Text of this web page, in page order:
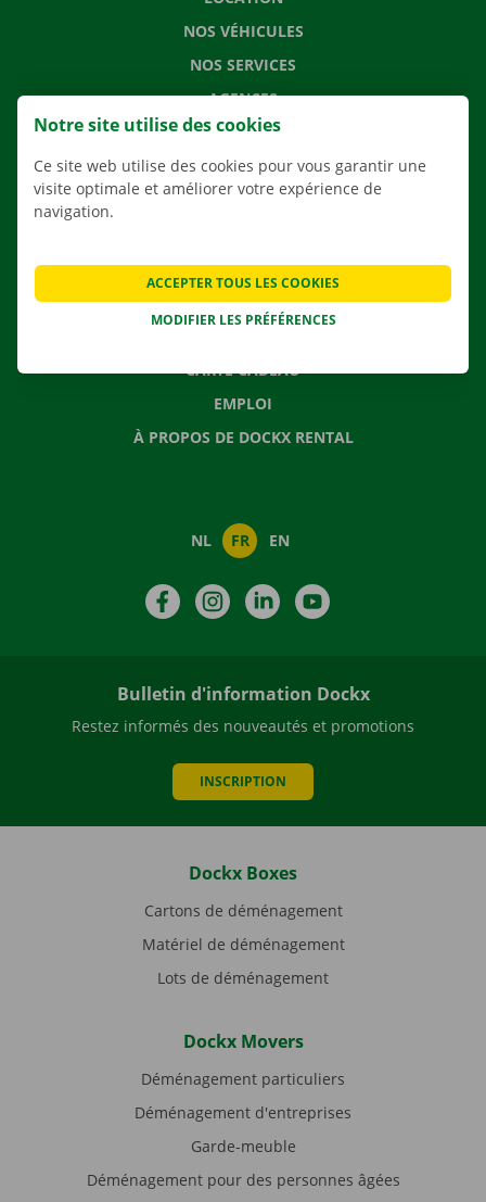
NOS VÉHICULES
NOS SERVICES
AGENCES
APPLI
SOLUTIONS DE DÉMÉNAGEMENT
CONTACTEZ NOUS
QUESTIONS FRÉQUENTES
CARTE CADEAU
EMPLOI
À PROPOS DE DOCKX RENTAL
NL FR EN
FacebookInstagramLinkedIn
Bulletin d'information Dockx
Restez informés des nouveautés et promotions
INSCRIPTION
Dockx Boxes
Cartons de déménagement
Matériel de déménagement
Lots de déménagement
Dockx Movers
Déménagement particuliers
Déménagement d'entreprises
Garde-meuble
Déménagement pour des personnes âgées
Notre site utilise des cookies
Ce site web utilise des cookies pour vous garantir une
visite optimale et améliorer votre expérience de
navigation.
MODIFIER LES PRÉFÉRENCES
ACCEPTER TOUS LES COOKIES